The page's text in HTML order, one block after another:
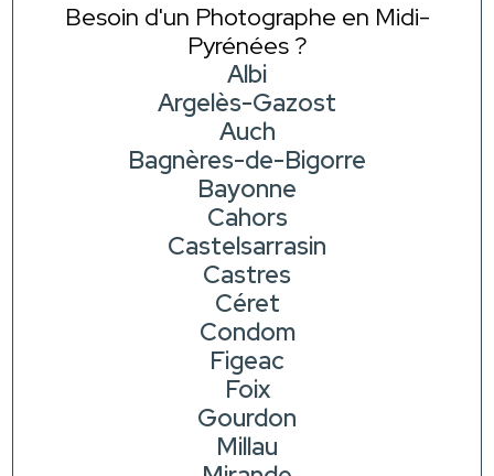
Besoin d'un Photographe en Midi-
Pyrénées ?
Albi
Argelès-Gazost
Auch
Bagnères-de-Bigorre
Bayonne
Cahors
Castelsarrasin
Castres
Céret
Condom
Figeac
Foix
Gourdon
Millau